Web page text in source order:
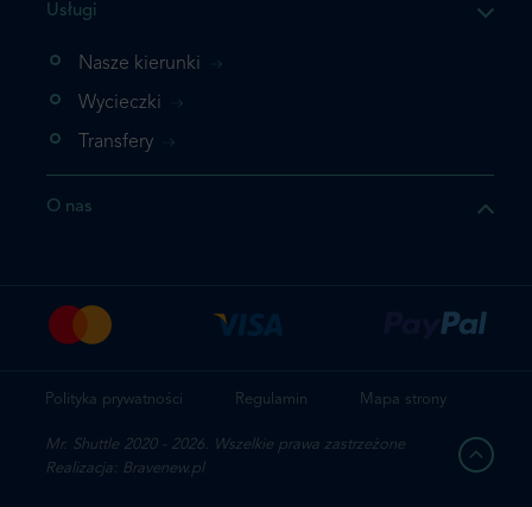
którego szukasz jest już
nie chcesz dodawać go
Usługi
Nasze kierunki
Wycieczki
Transfery
O nas
Polityka prywatności Regulamin Mapa strony
Mr. Shuttle 2020 - 2026. Wszelkie prawa zastrzeżone
Realizacja: Bravenew.pl